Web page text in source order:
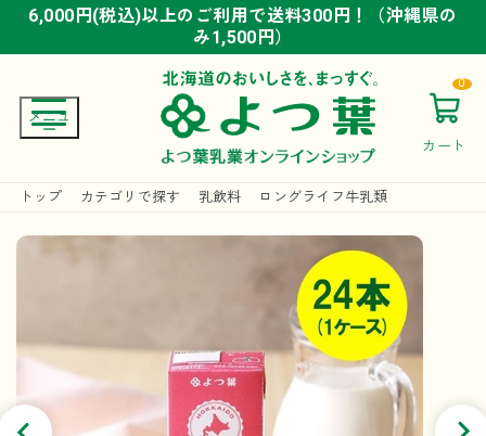
6,000円(税込)以上のご利用で送料300円！（沖縄県の
み1,500円）
6,000円(税込)以上のご利用で送料300円！（沖縄県の
み1,500円）
6,000円(税込)以上のご利用で送料300円！（沖縄県の
み1,500円）
カート
0
トップ カテゴリで探す 乳飲料 ロングライフ牛乳類